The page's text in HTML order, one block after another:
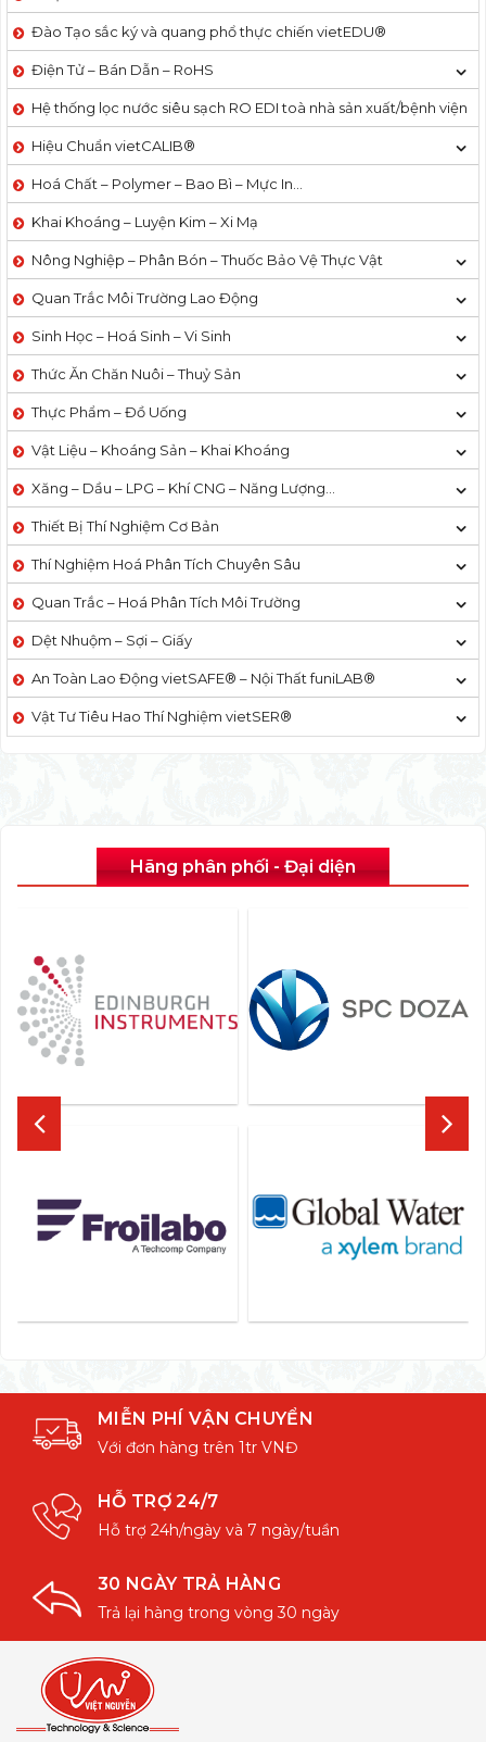
Đào Tạo sắc ký và quang phổ thực chiến vietEDU®
Điện Tử – Bán Dẫn – RoHS
Hệ thống lọc nước siêu sạch RO EDI​​ toà nhà sản xuất/bệnh viện
Hiệu Chuẩn vietCALIB®
Hoá Chất – Polymer – Bao Bì – Mực In…
Khai Khoáng – Luyện Kim – Xi Mạ
Nông Nghiệp – Phân Bón – Thuốc Bảo Vệ Thực Vật
Quan Trắc Môi Trường Lao Động
Sinh Học – Hoá Sinh – Vi Sinh
Thức Ăn Chăn Nuôi – Thuỷ Sản
Thực Phẩm – Đồ Uống
Vật Liệu – Khoáng Sản – Khai Khoáng
Xăng – Dầu – LPG – Khí CNG – Năng Lượng…
Thiết Bị Thí Nghiệm Cơ Bản
Thí Nghiệm Hoá Phân Tích Chuyên Sâu
Quan Trắc – Hoá Phân Tích Môi Trường
Dệt Nhuộm – Sợi – Giấy
An Toàn Lao Động vietSAFE® – Nội Thất funiLAB®
Vật Tư Tiêu Hao Thí Nghiệm vietSER®
Hãng phân phối - Đại diện
MIỄN PHÍ VẬN CHUYỂN
Với đơn hàng trên 1tr VNĐ
HỖ TRỢ 24/7
Hỗ trợ 24h/ngày và 7 ngày/tuần
30 NGÀY TRẢ HÀNG
Trả lại hàng trong vòng 30 ngày